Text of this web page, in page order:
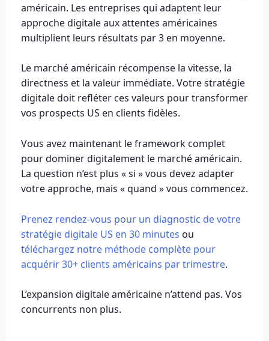
américain. Les entreprises qui adaptent leur
approche digitale aux attentes américaines
multiplient leurs résultats par 3 en moyenne.
Le marché américain récompense la vitesse, la
directness et la valeur immédiate. Votre stratégie
digitale doit refléter ces valeurs pour transformer
vos prospects US en clients fidèles.
Vous avez maintenant le framework complet
pour dominer digitalement le marché américain.
La question n’est plus « si » vous devez adapter
votre approche, mais « quand » vous commencez.
Prenez rendez-vous pour un diagnostic de votre
stratégie digitale US en 30 minutes ou
téléchargez notre méthode complète pour
acquérir 30+ clients américains par trimestre.
L’expansion digitale américaine n’attend pas. Vos
concurrents non plus.